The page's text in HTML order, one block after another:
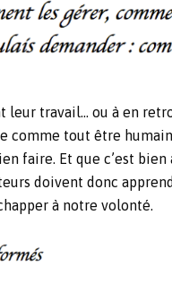
leur travail… ou à en
comme tout être
faire. Et que c’est
doivent donc
à notre volonté.